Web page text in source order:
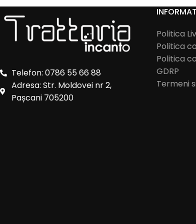
Telefon: 0786 55 66 88
Adresa: Str. Moldovei nr 2,
Pașcani 705200
Politica
Politica
Politica
GDRP
Termeni